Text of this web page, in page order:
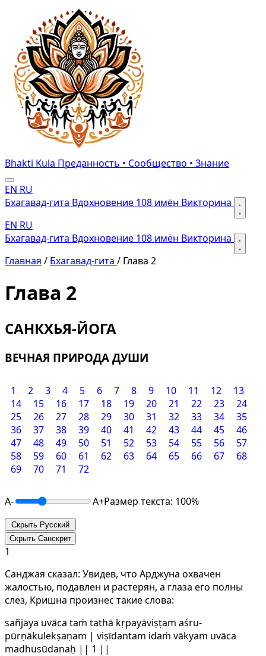
Bhakti Kula Преданность • Сообщество • Знание
EN RU
Бхагавад-гита Вдохновение 108 имён Викторина
EN RU
Бхагавад-гита Вдохновение 108 имён Викторина
Главная / Бхагавад-гита / Глава 2
Глава 2
САНКХЬЯ-ЙОГА
ВЕЧНАЯ ПРИРОДА ДУШИ
1 2 3 4 5 6 7 8 9 10 11 12
13
14
15 16 17 18 19 20 21 22 23
24
25
26 27 28 29 30 31 32 33 34
35
36
37 38 39 40 41 42 43 44 45
46
47
48 49 50 51 52 53 54 55 56
57
58
59 60 61 62 63 64 65 66 67
68
69
70 71 72
A- A+Размер текста: 100%
Скрыть Русский
Скрыть Санскрит
1
Санджая сказал: Увидев, что Арджуна охвачен
жалостью, подавлен и растерян, а глаза его полны
слез, Кришна произнес такие слова:
sañjaya uvāca taṁ tathā kṛpayāviṣṭam aśru-
pūrṇākulekṣaṇam | viṣīdantam idaṁ vākyam uvāca
madhusūdanaḥ || 1 ||